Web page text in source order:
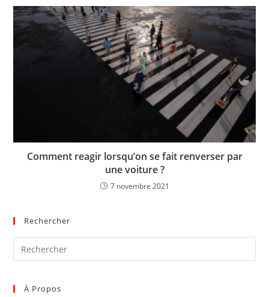
Comment reagir lorsqu’on se fait renverser par
une voiture ?
7 novembre 2021
Rechercher
À Propos